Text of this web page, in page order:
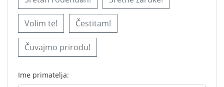
Volim te! Čestitam!
Čuvajmo prirodu!
Ime primatelja: